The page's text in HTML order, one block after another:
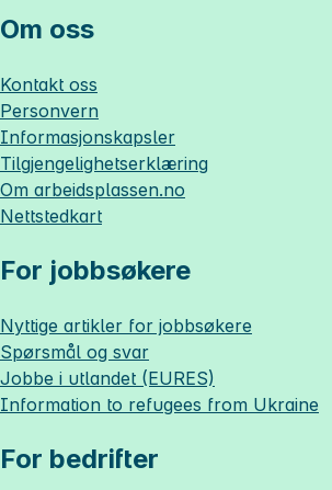
Om oss
Kontakt oss
Personvern
Informasjonskapsler
Tilgjengelighetserklæring
Om arbeidsplassen.no
Nettstedkart
For jobbsøkere
Nyttige artikler for jobbsøkere
Spørsmål og svar
Jobbe i utlandet (EURES)
Information to refugees from Ukraine
For bedrifter